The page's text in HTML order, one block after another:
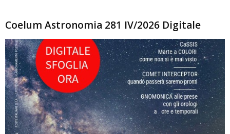
Coelum Astronomia 281 IV/2026 Digitale